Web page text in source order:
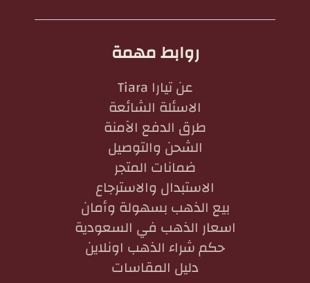
روابط مهمة
عن تيارا Tiara
الاسئلة الشائعة
طرق الدفع الآمنة
الشحن والتوصيل
ضمانات المتجر
الاستبدال والاسترجاع
بيع الذهب بسهولة وأمان
اسعار الذهب في السعودية
حكم شراء الذهب اونلاين
دليل المقاسات